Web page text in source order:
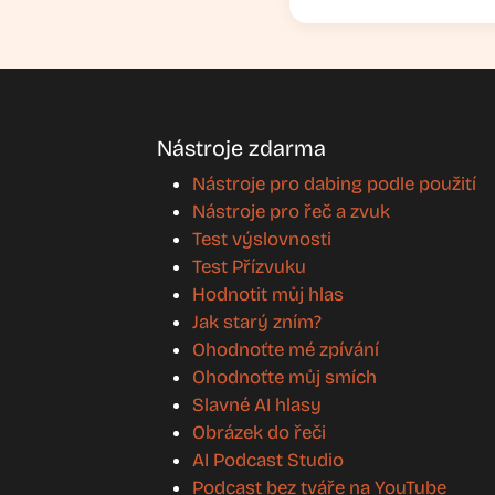
Nástroje zdarma
Nástroje pro dabing podle použití
Nástroje pro řeč a zvuk
Test výslovnosti
Test Přízvuku
Hodnotit můj hlas
Jak starý zním?
Ohodnoťte mé zpívání
Ohodnoťte můj smích
Slavné AI hlasy
Obrázek do řeči
AI Podcast Studio
Podcast bez tváře na YouTube